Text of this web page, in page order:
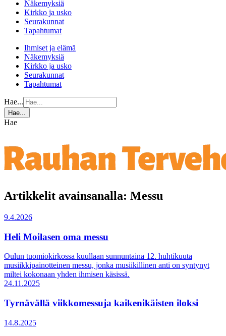
Näkemyksiä
Kirkko ja usko
Seurakunnat
Tapahtumat
Ihmiset ja elämä
Näkemyksiä
Kirkko ja usko
Seurakunnat
Tapahtumat
Hae...
Hae...
Hae
Artikkelit avainsanalla: Messu
9.4.2026
Heli Moilasen oma messu
Oulun tuomiokirkossa kuullaan sunnuntaina 12. huhtikuuta
musiikkipainotteinen messu, jonka musiikillinen anti on syntynyt
miltei kokonaan yhden ihmisen käsissä.
24.11.2025
Tyrnävällä viikkomessuja kaikenikäisten iloksi
14.8.2025